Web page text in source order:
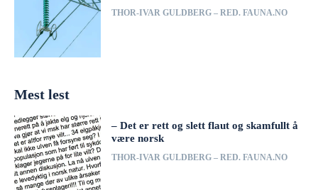
THOR-IVAR GULDBERG – RED. FAUNA.NO
Mest lest
– Det er rett og slett flaut og skamfullt å
være norsk
THOR-IVAR GULDBERG – RED. FAUNA.NO